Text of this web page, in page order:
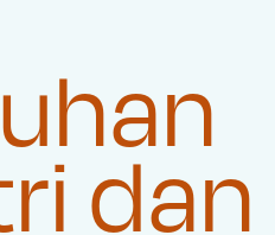
dan